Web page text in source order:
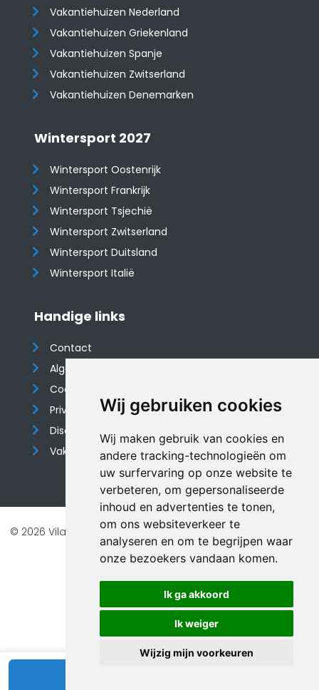
Wij gebruiken cookies
Wij maken gebruik van cookies en
andere tracking-technologieën om
uw surfervaring op onze website te
verbeteren, om gepersonaliseerde
inhoud en advertenties te tonen,
om ons websiteverkeer te
analyseren en om te begrijpen waar
onze bezoekers vandaan komen.
Ik ga akkoord
Ik weiger
Wijzig mijn voorkeuren
Vakantiehuizen Nederland
Vakantiehuizen Griekenland
Vakantiehuizen Spanje
​​​​​​​Vakantiehuizen Zwitserland
Vakantiehuizen Denemarken
Wintersport 2027
Wintersport Oostenrijk
Wintersport Frankrijk
Wintersport Tsjechië
Wintersport Zwitserland
Wintersport Duitsland
Wintersport Italië
Handige links
Contact
Algemene voorwaarden
Cookieverklaring
Privacyverklaring
Disclaimer
Vakantiehuis website
© 2026 Vilando Vakantiehuizen |Website door FalcoTravel
Veilig online betalen met